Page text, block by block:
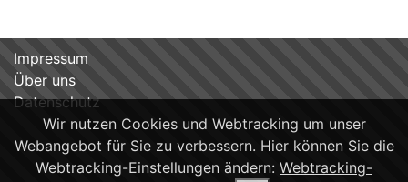
Wir nutzen Cookies und Webtracking um unser
Webangebot für Sie zu verbessern. Hier können Sie die
Webtracking-Einstellungen ändern: Webtracking-
Impressum
Über uns
Datenschutz